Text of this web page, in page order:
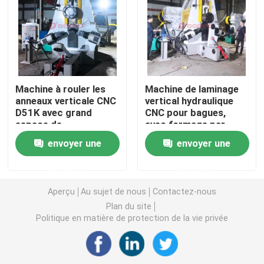
Demande de soumission
Machine à laminage à anneaux
Machine à laminer à l'anneau vertical
Machine à laminer à l'anneau horizontal
Presses à vis de forgeage
Machine à rouler les
anneaux verticale CNC
D51K avec grand
espace de
chargement et
compatibilité bras
robotisé pour la
envoyer une
Machine de laminage
vertical hydraulique
CNC pour bagues,
avec formage par
laminage circulaire
unique et
fonctionnement sans
envoyer une
Aperçu Au sujet de nous
Contactez-nous
Plan du site
Politique en matière de protection de la vie privée